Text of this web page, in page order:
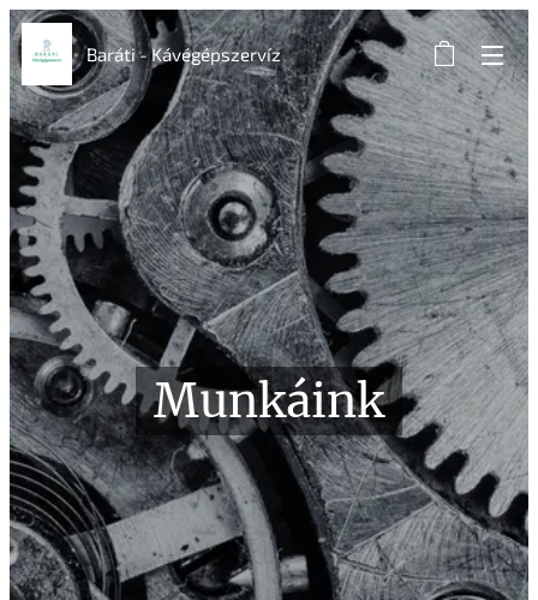
Baráti - Kávégépszervíz
Munkáink